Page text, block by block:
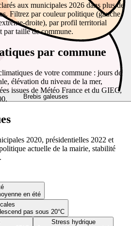
Brebis galeuses
en été
pas sous 20°C
Stress hydrique
aux municipales 2026 dans plus de
Filtrez par couleur politique (gauche,
droite), par profil territorial
par taille de commune.
par commune
de votre commune : jours de
élévation du niveau de la mer,
issues de Météo France et du GIEC,
2020, présidentielles 2022 et
actuelle de la mairie, stabilité